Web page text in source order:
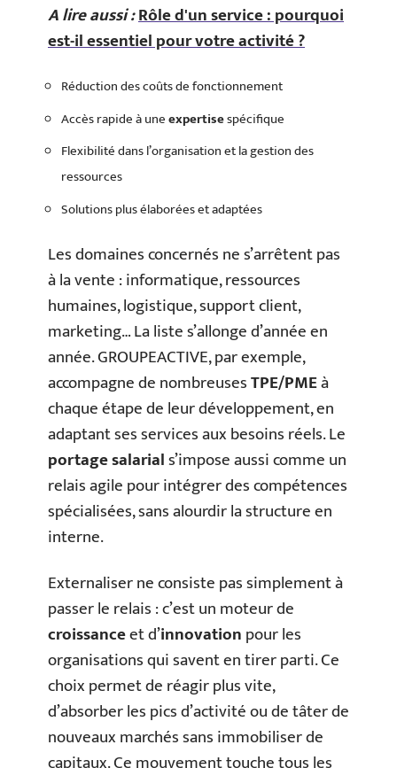
A lire aussi :Rôle d'un service : pourquoi
est-il essentiel pour votre activité ?
Réduction des coûts de fonctionnement
Accès rapide à uneexpertisespécifique
Flexibilité dans l’organisation et la gestion des
ressources
Solutions plus élaborées et adaptées
Les domaines concernés ne s’arrêtent pas
à la vente : informatique, ressources
humaines, logistique, support client,
marketing… La liste s’allonge d’année en
année. GROUPEACTIVE, par exemple,
accompagne de nombreusesTPE/PMEà
chaque étape de leur développement, en
adaptant ses services aux besoins réels. Le
portage salarials’impose aussi comme un
relais agile pour intégrer des compétences
spécialisées, sans alourdir la structure en
interne.
Externaliser ne consiste pas simplement à
passer le relais : c’est un moteur de
croissanceet d’innovationpour les
organisations qui savent en tirer parti. Ce
choix permet de réagir plus vite,
d’absorber les pics d’activité ou de tâter de
nouveaux marchés sans immobiliser de